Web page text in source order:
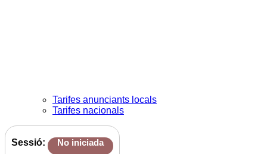
Tarifes anunciants locals
Tarifes nacionals
Sessió: No iniciada